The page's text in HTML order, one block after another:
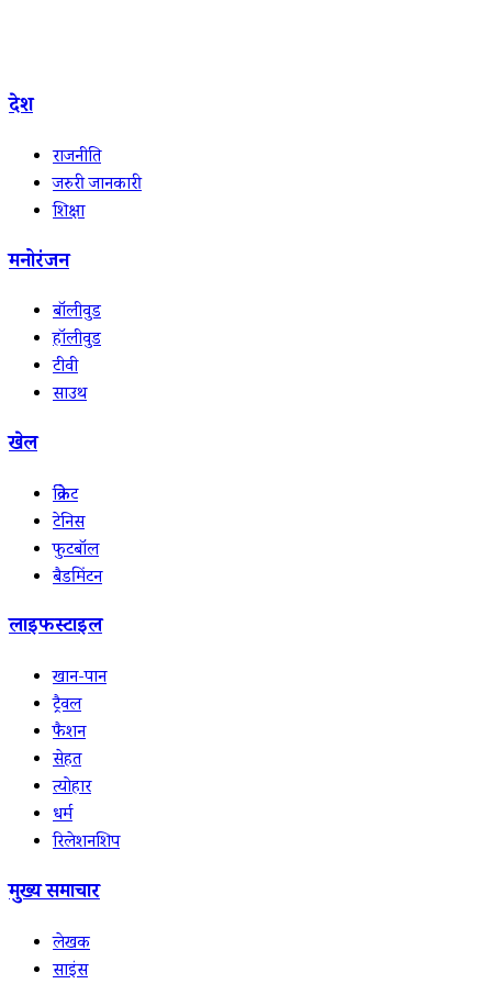
देश
राजनीति
जरुरी जानकारी
शिक्षा
मनोरंजन
बॉलीवुड
हॉलीवुड
टीवी
साउथ
खेल
क्रिकेट
टेनिस
फुटबॉल
बैडमिंटन
लाइफस्टाइल
खान-पान
ट्रैवल
फैशन
सेहत
त्योहार
धर्म
रिलेशनशिप
मुख्य समाचार
लेखक
साइंस